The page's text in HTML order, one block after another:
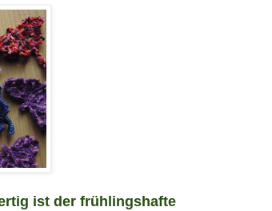
ist der frühlingshafte